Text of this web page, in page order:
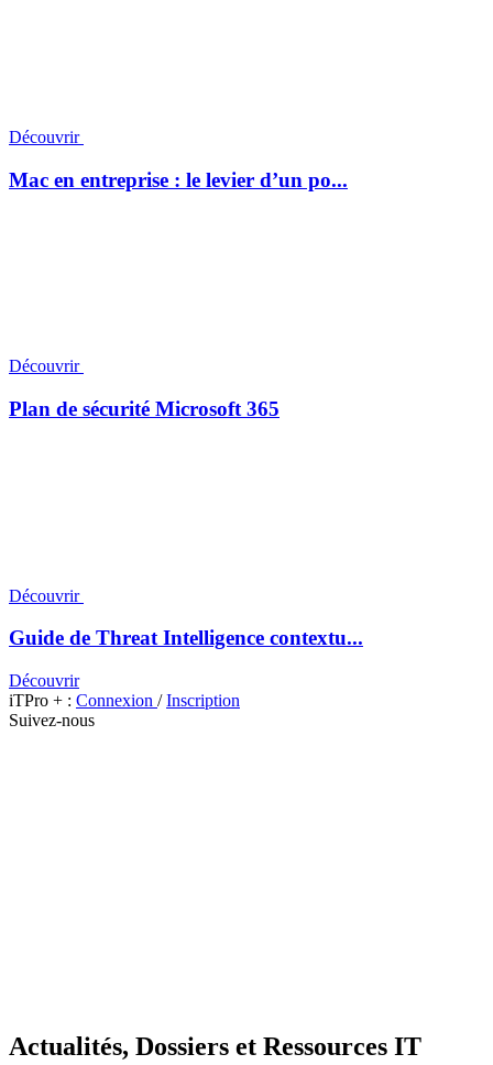
Découvrir
Mac en entreprise : le levier d’un po...
Découvrir
Plan de sécurité Microsoft 365
Découvrir
Guide de Threat Intelligence contextu...
Découvrir
iTPro + : Connexion /Inscription
Suivez-nous
Actualités, Dossiers et Ressources IT